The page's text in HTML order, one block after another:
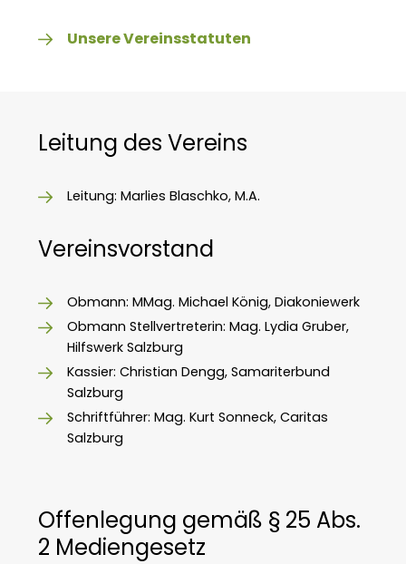
Unsere Vereinsstatuten
Leitung des Vereins
Leitung: Marlies Blaschko, M.A.
Vereinsvorstand
Obmann: MMag. Michael König, Diakoniewerk
Obmann Stellvertreterin: Mag. Lydia Gruber,
Hilfswerk Salzburg
Kassier: Christian Dengg, Samariterbund
Salzburg
Schriftführer: Mag. Kurt Sonneck, Caritas
Salzburg
Offenlegung gemäß § 25 Abs.
2 Mediengesetz